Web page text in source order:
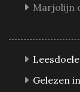
Marjolijn
Gelezen